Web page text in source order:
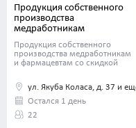
Продукция собственного
производства
медработникам
и фармацевтам в сети «Суши
Весла take away»
Продукция собственного
производства медработникам
и фармацевтам со скидкой
ул. Якуба Коласа, д. 37 и
Остался 1 день
22